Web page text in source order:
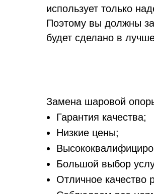
использует только
Поэтому вы должны
будет сделано в
Замена шаровой
Гарантия качества;
Низкие цены;
Большой выбор
Отличное качество